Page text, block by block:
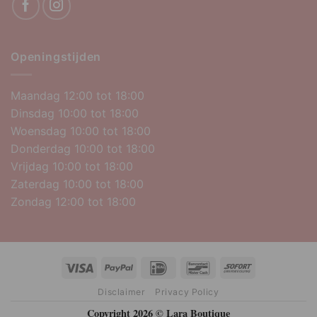
Openingstijden
Maandag 12:00 tot 18:00
Dinsdag 10:00 tot 18:00
Woensdag 10:00 tot 18:00
Donderdag 10:00 tot 18:00
Vrijdag 10:00 tot 18:00
Zaterdag 10:00 tot 18:00
Zondag 12:00 tot 18:00
Visa PayPal IDeal BancontactSofort
Disclaimer Privacy Policy
Copyright 2026 © Lara Boutique